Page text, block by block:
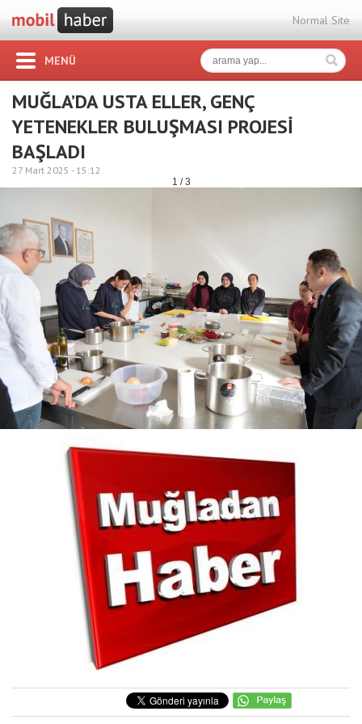
Normal Site
MENÜ
MUĞLA’DA USTA ELLER, GENÇ
YETENEKLER BULUŞMASI PROJESİ
BAŞLADI
27 Mart 2025 - 15:12
1 / 3